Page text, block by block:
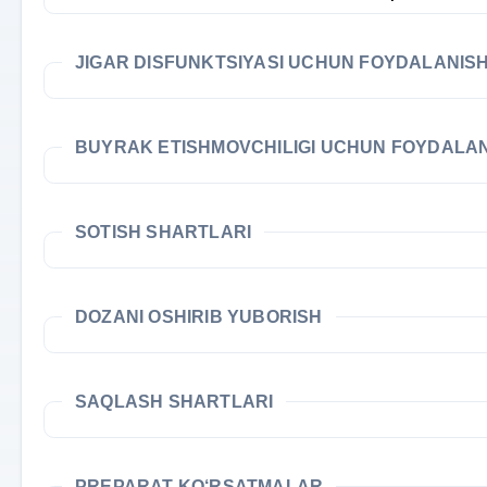
JIGAR DISFUNKTSIYASI UCHUN FOYDALANISH
BUYRAK ETISHMOVCHILIGI UCHUN
SOTISH SHARTLARI
DOZANI OSHIRIB YUBORISH
SAQLASH SHARTLARI